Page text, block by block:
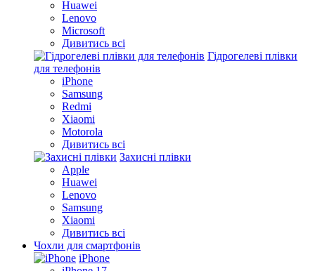
Huawei
Lenovo
Microsoft
Дивитись всі
Гідрогелеві плівки
для телефонів
iPhone
Samsung
Redmi
Xiaomi
Motorola
Дивитись всі
Захисні плівки
Apple
Huawei
Lenovo
Samsung
Xiaomi
Дивитись всі
Чохли для смартфонів
iPhone